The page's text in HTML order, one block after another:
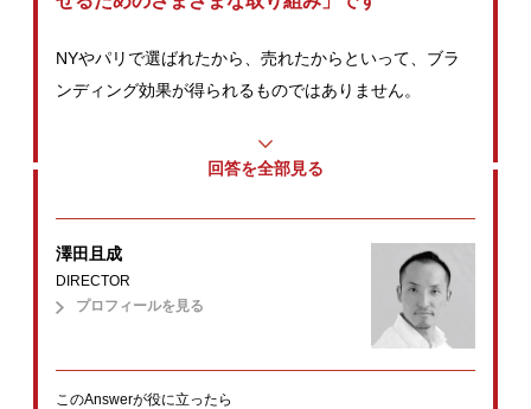
NYやパリで選ばれたから、売れたからといって、ブラ
ンディング効果が得られるものではありません。
回答を全部見る
澤田且成
DIRECTOR
プロフィールを見る
このAnswerが役に立ったら